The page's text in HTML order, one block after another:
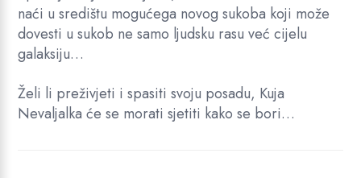
naći u središtu mogućega novog sukoba koji može
dovesti u sukob ne samo ljudsku rasu već cijelu
galaksiju…
Želi li preživjeti i spasiti svoju posadu, Kuja
Nevaljalka će se morati sjetiti kako se bori…